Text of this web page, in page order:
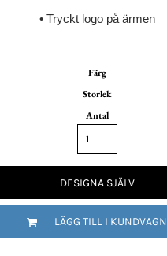
• Tryckt logo på ärmen
Färg
Storlek
Antal
DESIGNA SJÄLV
LÄGG TILL I KUNDVAGN